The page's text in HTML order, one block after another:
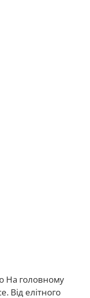
На головному
Від елітного